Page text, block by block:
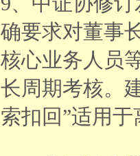
确要求对董事
核心业务人员
长周期考核。
索扣回”适用